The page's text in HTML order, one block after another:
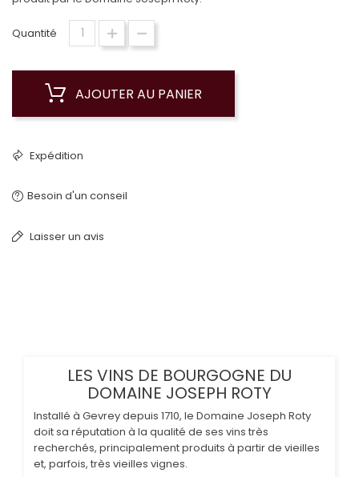
Quantité
AJOUTER AU PANIER
Expédition
Besoin d'un conseil
Laisser un avis
LES VINS DE BOURGOGNE DU
DOMAINE JOSEPH ROTY
Installé à Gevrey depuis 1710, le Domaine Joseph Roty
doit sa réputation à la qualité de ses vins très
recherchés, principalement produits à partir de vieilles
et, parfois, très vieilles vignes.